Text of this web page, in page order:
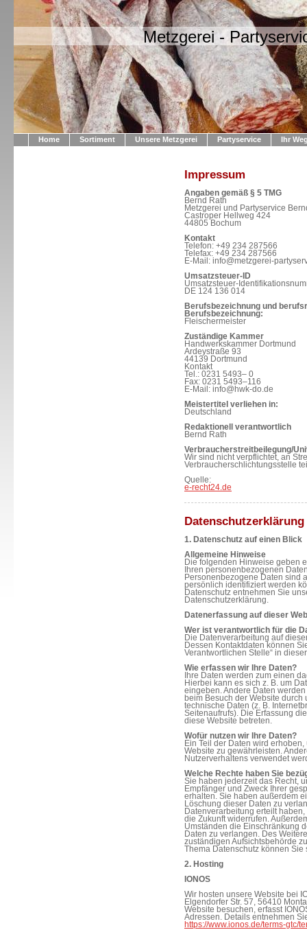
Metzgerei -
Home Sortiment Unsere Metzgerei Partyservice Ihr
Impressum
Angaben gemäß § 5 TMG
Bernd Rath
Metzgerei und Partyservice
Castroper Hellweg 424
44805 Bochum
Kontakt
Telefon: +49 234 287566
Telefax: +49 234 287566
E-Mail: info@metzgerei-
Umsatzsteuer-ID
Umsatzsteuer-
DE 124 136 014
Berufsbezeichnung und
Berufsbezeichnung:
Fleischermeister
Zuständige Kammer
Handwerkskammer Dortmund
Ardeystraße 93
44139 Dortmund
Kontakt
Tel.: 0231 5493– 0
Fax: 0231 5493–116
E-Mail: info@hwk-do.de
Meistertitel verliehen in:
Deutschland
Redaktionell verantwortlich
Bernd Rath
Verbraucherstreitbeilegung/
Wir sind nicht verpflichtet, an
Verbraucherschlichtungsstelle
Quelle:
e-recht24.de
Datenschutzerklärung
1. Datenschutz auf einen Blick
Allgemeine Hinweise
Die folgenden Hinweise geben
Ihren personenbezogenen
Personenbezogene Daten sind
persönlich identifiziert werden
Datenschutz entnehmen Sie
Datenschutzerklärung.
Datenerfassung auf dieser
Wer ist verantwortlich für die
Die Datenverarbeitung auf
Dessen Kontaktdaten können
Verantwortlichen Stelle“ in
Wie erfassen wir Ihre Daten?
Ihre Daten werden zum einen
Hierbei kann es sich z. B. um
eingeben. Andere Daten
beim Besuch der Website durch
technische Daten (z. B.
Seitenaufrufs). Die Erfassung
diese Website betreten.
Wofür nutzen wir Ihre Daten?
Ein Teil der Daten wird
Website zu gewährleisten.
Nutzerverhaltens verwendet
Welche Rechte haben Sie
Sie haben jederzeit das Recht,
Empfänger und Zweck Ihrer
erhalten. Sie haben außerdem
Löschung dieser Daten zu
Datenverarbeitung erteilt
die Zukunft widerrufen.
Umständen die Einschränkung
Daten zu verlangen. Des
zuständigen Aufsichtsbehörde
Thema Datenschutz können
2. Hosting
IONOS
Wir hosten unsere Website bei
Elgendorfer Str. 57, 56410
Website besuchen, erfasst
Adressen. Details entnehmen
https://www.ionos.de/terms-gtc/